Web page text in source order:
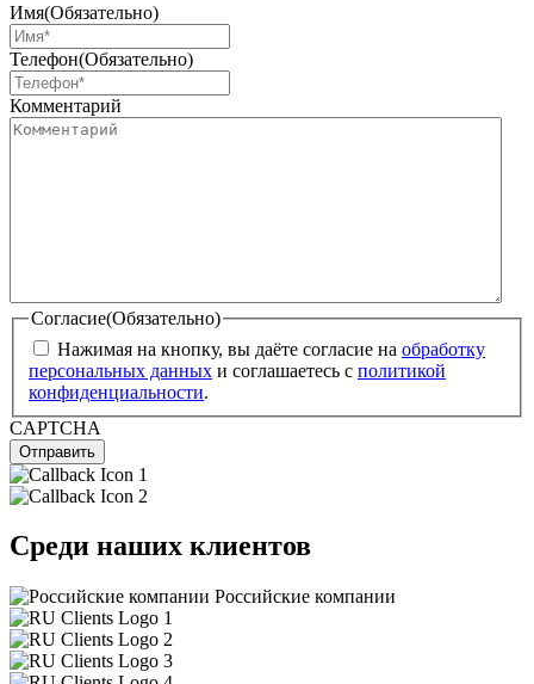
Имя(Обязательно)
Телефон(Обязательно)
Комментарий
Согласие(Обязательно)
Нажимая на кнопку, вы даёте согласие на обработку
персональных данных и соглашаетесь с политикой
конфиденциальности.
CAPTCHA
Отправить
Среди наших клиентов
Российские компании